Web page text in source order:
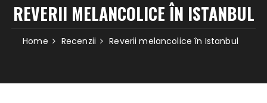
REVERII MELANCOLICE ÎN ISTANBUL
Home Recenzii Reverii melancolice în Istanbul